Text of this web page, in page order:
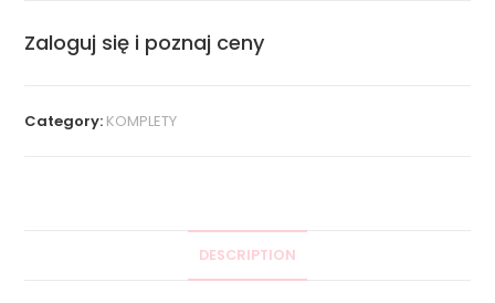
Zaloguj się i poznaj ceny
Category: KOMPLETY
DESCRIPTION